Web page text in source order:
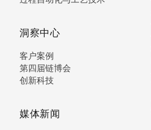
洞察中心
客户案例
第四届链博会
创新科技
媒体新闻